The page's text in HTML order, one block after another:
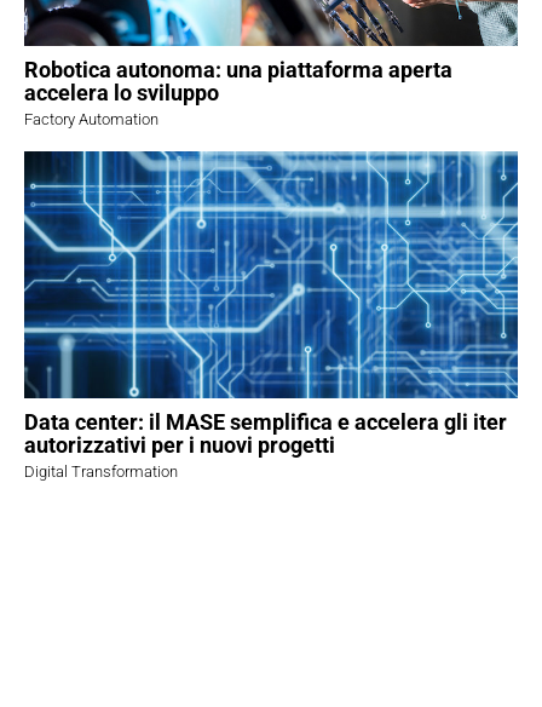
Robotica autonoma: una piattaforma aperta
accelera lo sviluppo
Factory Automation
Data center: il MASE semplifica e accelera gli iter
autorizzativi per i nuovi progetti
Digital Transformation